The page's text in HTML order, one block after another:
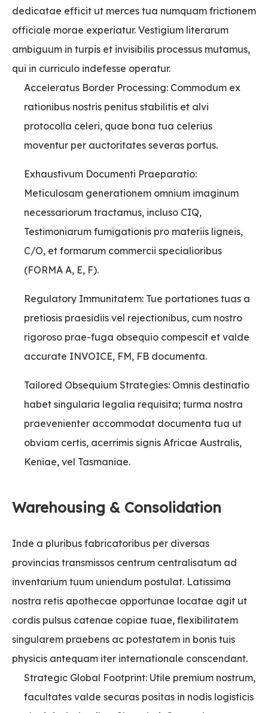
dedicatae efficit ut merces tua numquam frictionem
officiale morae experiatur. Vestigium literarum
ambiguum in turpis et invisibilis processus mutamus,
qui in curriculo indefesse operatur.
Acceleratus Border Processing: Commodum ex
rationibus nostris penitus stabilitis et alvi
protocolla celeri, quae bona tua celerius
moventur per auctoritates severas portus.
Exhaustivum Documenti Praeparatio:
Meticulosam generationem omnium imaginum
necessariorum tractamus, incluso CIQ,
Testimoniarum fumigationis pro materiis ligneis,
C/O, et formarum commercii specialioribus
(FORMA A, E, F).
Regulatory Immunitatem: Tue portationes tuas a
pretiosis praesidiis vel rejectionibus, cum nostro
rigoroso prae-fuga obsequio compescit et valde
accurate INVOICE, FM, FB documenta.
Tailored Obsequium Strategies: Omnis destinatio
habet singularia legalia requisita; turma nostra
praevenienter accommodat documenta tua ut
obviam certis, acerrimis signis Africae Australis,
Keniae, vel Tasmaniae.
Warehousing & Consolidation
Inde a pluribus fabricatoribus per diversas
provincias transmissos centrum centralisatum ad
inventarium tuum uniendum postulat. Latissima
nostra retis apothecae opportunae locatae agit ut
cordis pulsus catenae copiae tuae, flexibilitatem
singularem praebens ac potestatem in bonis tuis
physicis antequam iter internationale conscendant.
Strategic Global Footprint: Utile premium nostrum,
facultates valde securas positas in nodis logisticis